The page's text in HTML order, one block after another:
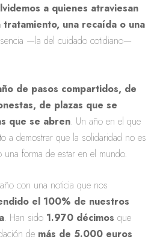
a quienes atraviesan
tratamiento, una recaída o una
—la del cuidado cotidiano—
de pasos compartidos, de
de plazas que se
que se abren. Un año en el que
a demostrar que la solidaridad no es
forma de estar en el mundo.
con una noticia que nos
el 100% de nuestros
. Han sido 1.970 décimos que
de más de 5.000 euros